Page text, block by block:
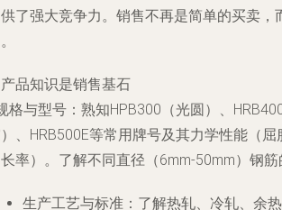
了强大竞争力。销售不再是简单的买卖，
品知识是销售基石
格与型号 ：熟知HPB300（光圆）、
、HRB500E等常用牌号及其力学性能（
率）。了解不同直径（6mm-50mm）钢筋
生产工艺与标准 ：了解热轧、冷轧、余